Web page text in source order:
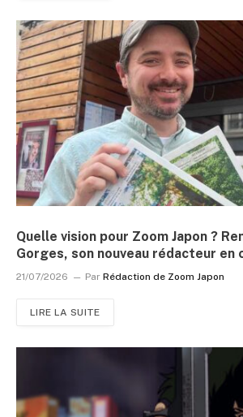
Quelle vision pour Zoom Japon ?
Gorges, son nouveau rédacteur en
21/07/2026 Par Rédaction de Zoom Japon
LIRE LA SUITE